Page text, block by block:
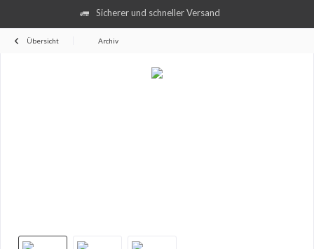
Sicherer und schneller Versand
Übersicht Archiv